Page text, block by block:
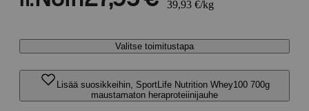
39,93 €/kg
Valitse toimitustapa
Lisää suosikkeihin, SportLife Nutrition Whey100 700g
maustamaton heraproteiinijauhe